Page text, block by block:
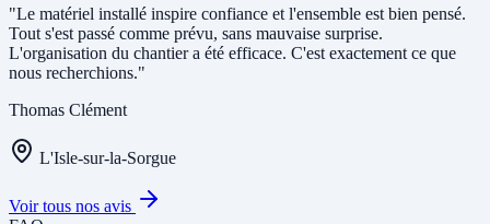
"Le matériel installé inspire confiance et l'ensemble est bien pensé.
Tout s'est passé comme prévu, sans mauvaise surprise.
L'organisation du chantier a été efficace. C'est exactement ce que
nous recherchions."
Thomas Clément
L'Isle-sur-la-Sorgue
Voir tous nos avis